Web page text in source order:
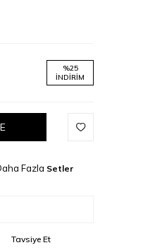
%25
İNDIRIM
Fazla Setler
Tavsiye Et